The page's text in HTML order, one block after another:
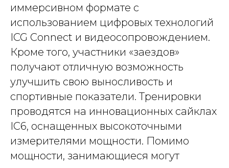
иммерсивном формате с
использованием цифровых технологий
ICG Connect и видеосопровождением.
Кроме того, участники «заездов»
получают отличную возможность
улучшить свою выносливость и
спортивные показатели. Тренировки
проводятся на инновационных сайклах
IC6, оснащенных высокоточными
измерителями мощности. Помимо
мощности, занимающиеся могут